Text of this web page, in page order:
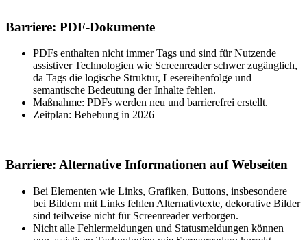
Barriere: PDF-Dokumente
PDFs enthalten nicht immer Tags und sind für Nutzende
assistiver Technologien wie Screenreader schwer zugänglich,
da Tags die logische Struktur, Lesereihenfolge und
semantische Bedeutung der Inhalte fehlen.
Maßnahme: PDFs werden neu und barrierefrei erstellt.
Zeitplan: Behebung in 2026
Barriere: Alternative Informationen auf Webseiten
Bei Elementen wie Links, Grafiken, Buttons, insbesondere
bei Bildern mit Links fehlen Alternativtexte, dekorative Bilder
sind teilweise nicht für Screenreader verborgen.
Nicht alle Fehlermeldungen und Statusmeldungen können